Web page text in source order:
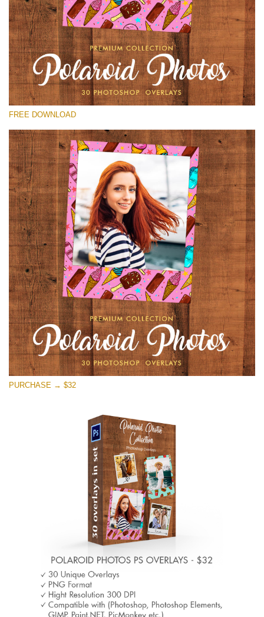
Proszę wybrać
Free Polaroid Overlay #1
Small 800*1027px
Polaroid Photos
(30 Overlays)
Sky Boundless
(347 Overlays)
Large 6000*4000px
Entire Collection
(1783 Overlays)
Large 6000*4000px
Darmowe Pobieranie
FREE DOWNLOAD
PURCHASE → $32